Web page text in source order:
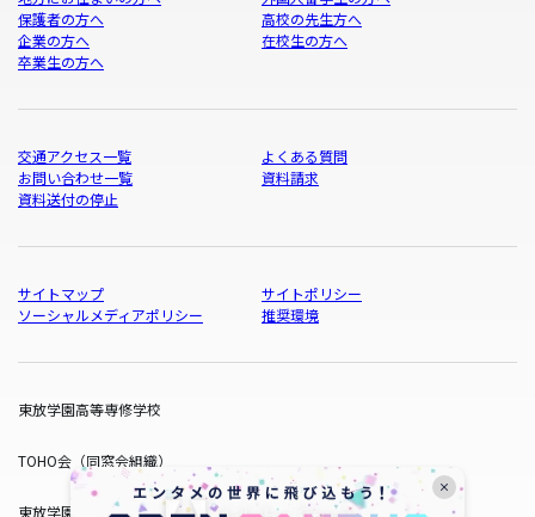
保護者の方へ
高校の先生方へ
企業の方へ
在校生の方へ
卒業生の方へ
交通アクセス一覧
よくある質問
お問い合わせ一覧
資料請求
資料送付の停止
サイトマップ
サイトポリシー
ソーシャルメディアポリシー
推奨環境
東放学園高等専修学校
TOHO会（同窓会組織）
東放学園サービス